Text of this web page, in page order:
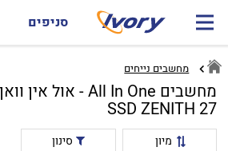
סניפים
מחשבים נייחים
SSD ZENITH 27
מיון
סינון